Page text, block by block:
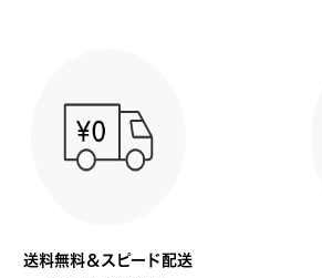
送料無料＆スピード配送